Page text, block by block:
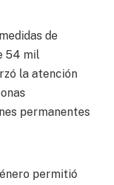
de
54 mil
la atención
permanentes
permitió